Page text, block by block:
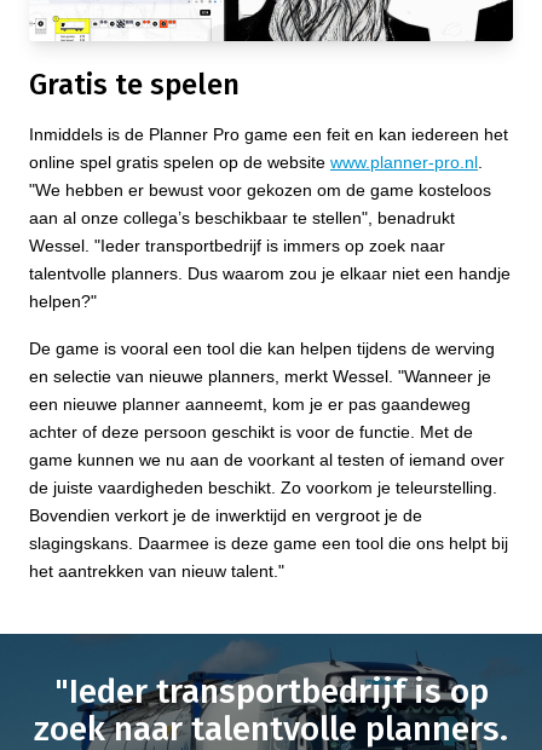
Gratis te spelen
Inmiddels is de Planner Pro game een feit en kan iedereen het
online spel gratis spelen op de website www.planner-pro.nl
"We hebben er bewust voor gekozen om de game kosteloos
aan al onze collega’s beschikbaar te stellen", benadrukt
Wessel. "Ieder transportbedrijf is immers op zoek naar
talentvolle planners. Dus waarom zou je elkaar niet een handje
helpen?"
De game is vooral een tool die kan helpen tijdens de werving
en selectie van nieuwe planners, merkt Wessel. "Wanneer je
een nieuwe planner aanneemt, kom je er pas gaandeweg
achter of deze persoon geschikt is voor de functie. Met de
game kunnen we nu aan de voorkant al testen of iemand over
de juiste vaardigheden beschikt. Zo voorkom je teleurstelling.
Bovendien verkort je de inwerktijd en vergroot je de
slagingskans. Daarmee is deze game een tool die ons helpt bij
het aantrekken van nieuw talent."
"Ieder transportbedrijf is op
zoek naar talentvolle planners.